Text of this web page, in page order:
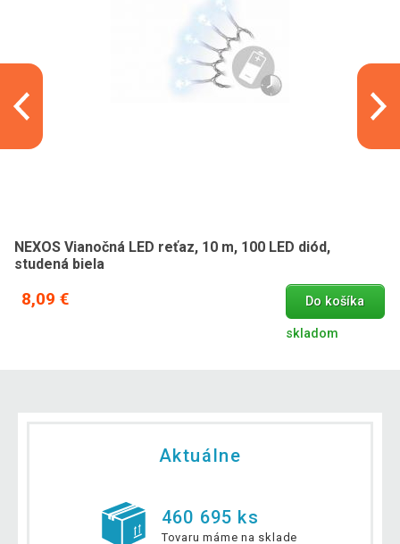
NEXOS Vianočná LED reťaz, 10 m, 100 LED diód,
studená biela
8,09 € Do košíka
skladom
Aktuálne
460 695 ks
Tovaru máme na sklade